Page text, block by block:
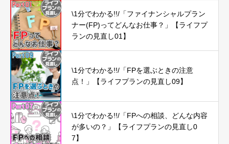
\1分でわかる!!/「ファイナンシャルプラン
ナー(FP)ってどんなお仕事？」【ライフプ
ランの見直し01】
\1分でわかる!!/「FPを選ぶときの注意
点！」【ライフプランの見直し09】
\1分でわかる!!/「FPへの相談、どんな内容
が多いの？」【ライフプランの見直し0
7】